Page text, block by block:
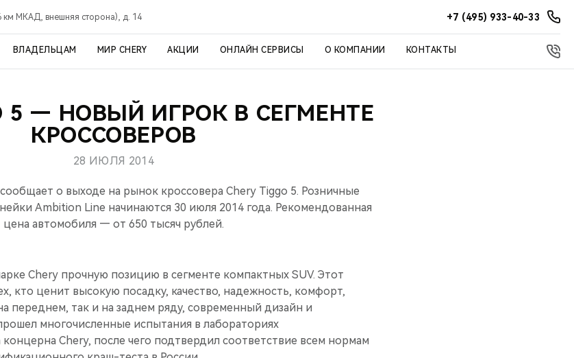
км МКАД, внешняя сторона), д. 14 +7 (495) 933-40-33
ВЛАДЕЛЬЦАМ МИР CHERY АКЦИИ ОНЛАЙН СЕРВИСЫ О КОМПАНИИ КОНТАКТЫ
5 — НОВЫЙ ИГРОК В СЕГМЕНТЕ
КРОССОВЕРОВ
28 ИЮЛЯ 2014
о выходе на рынок кроссовера Chery Tiggo 5. Розничные
Ambition Line начинаются 30 июля 2014 года. Рекомендованная
цена автомобиля — от 650 тысяч рублей.
Chery прочную позицию в сегменте компактных SUV. Этот
кто ценит высокую посадку, качество, надежность, комфорт,
переднем, так и на заднем ряду, современный дизайн и
многочисленные испытания в лабораториях
Chery, после чего подтвердил соответствие всем нормам